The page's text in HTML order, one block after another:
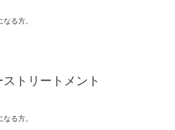
る方。
トリートメント
る方。